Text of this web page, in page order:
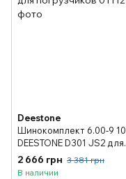
Deestone
Шинокомплект 6.00-9
DEESTONE D301 JS2 для
погрузчиков
2 666 грн 3 381 грн
В наличии